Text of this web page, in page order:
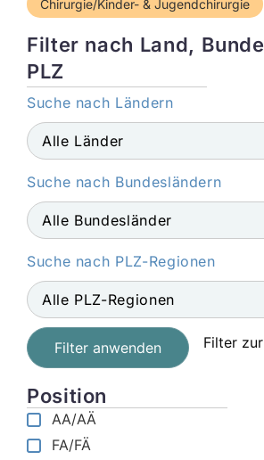
Chirurgie/Kinder- & Jugendchirurgie
Filter nach Land,
PLZ
Suche nach Ländern
Suche nach Bundesländern
Suche nach PLZ-Regionen
Filter anwenden Filter
Position
AA/AÄ
FA/FÄ